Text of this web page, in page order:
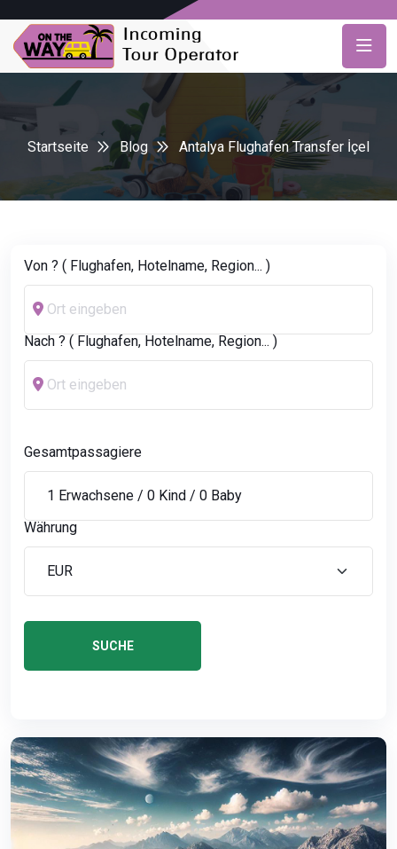
Startseite Blog Antalya Flughafen Transfer İçel
Von ? ( Flughafen, Hotelname, Region... )
Nach ? ( Flughafen, Hotelname, Region... )
Gesamtpassagiere
Währung
SUCHE